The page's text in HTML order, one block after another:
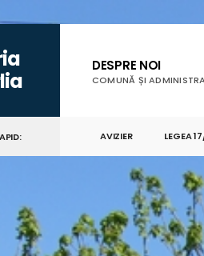
DESPRE NOI
COMUNĂ ȘI
AVIZIER LEGEA